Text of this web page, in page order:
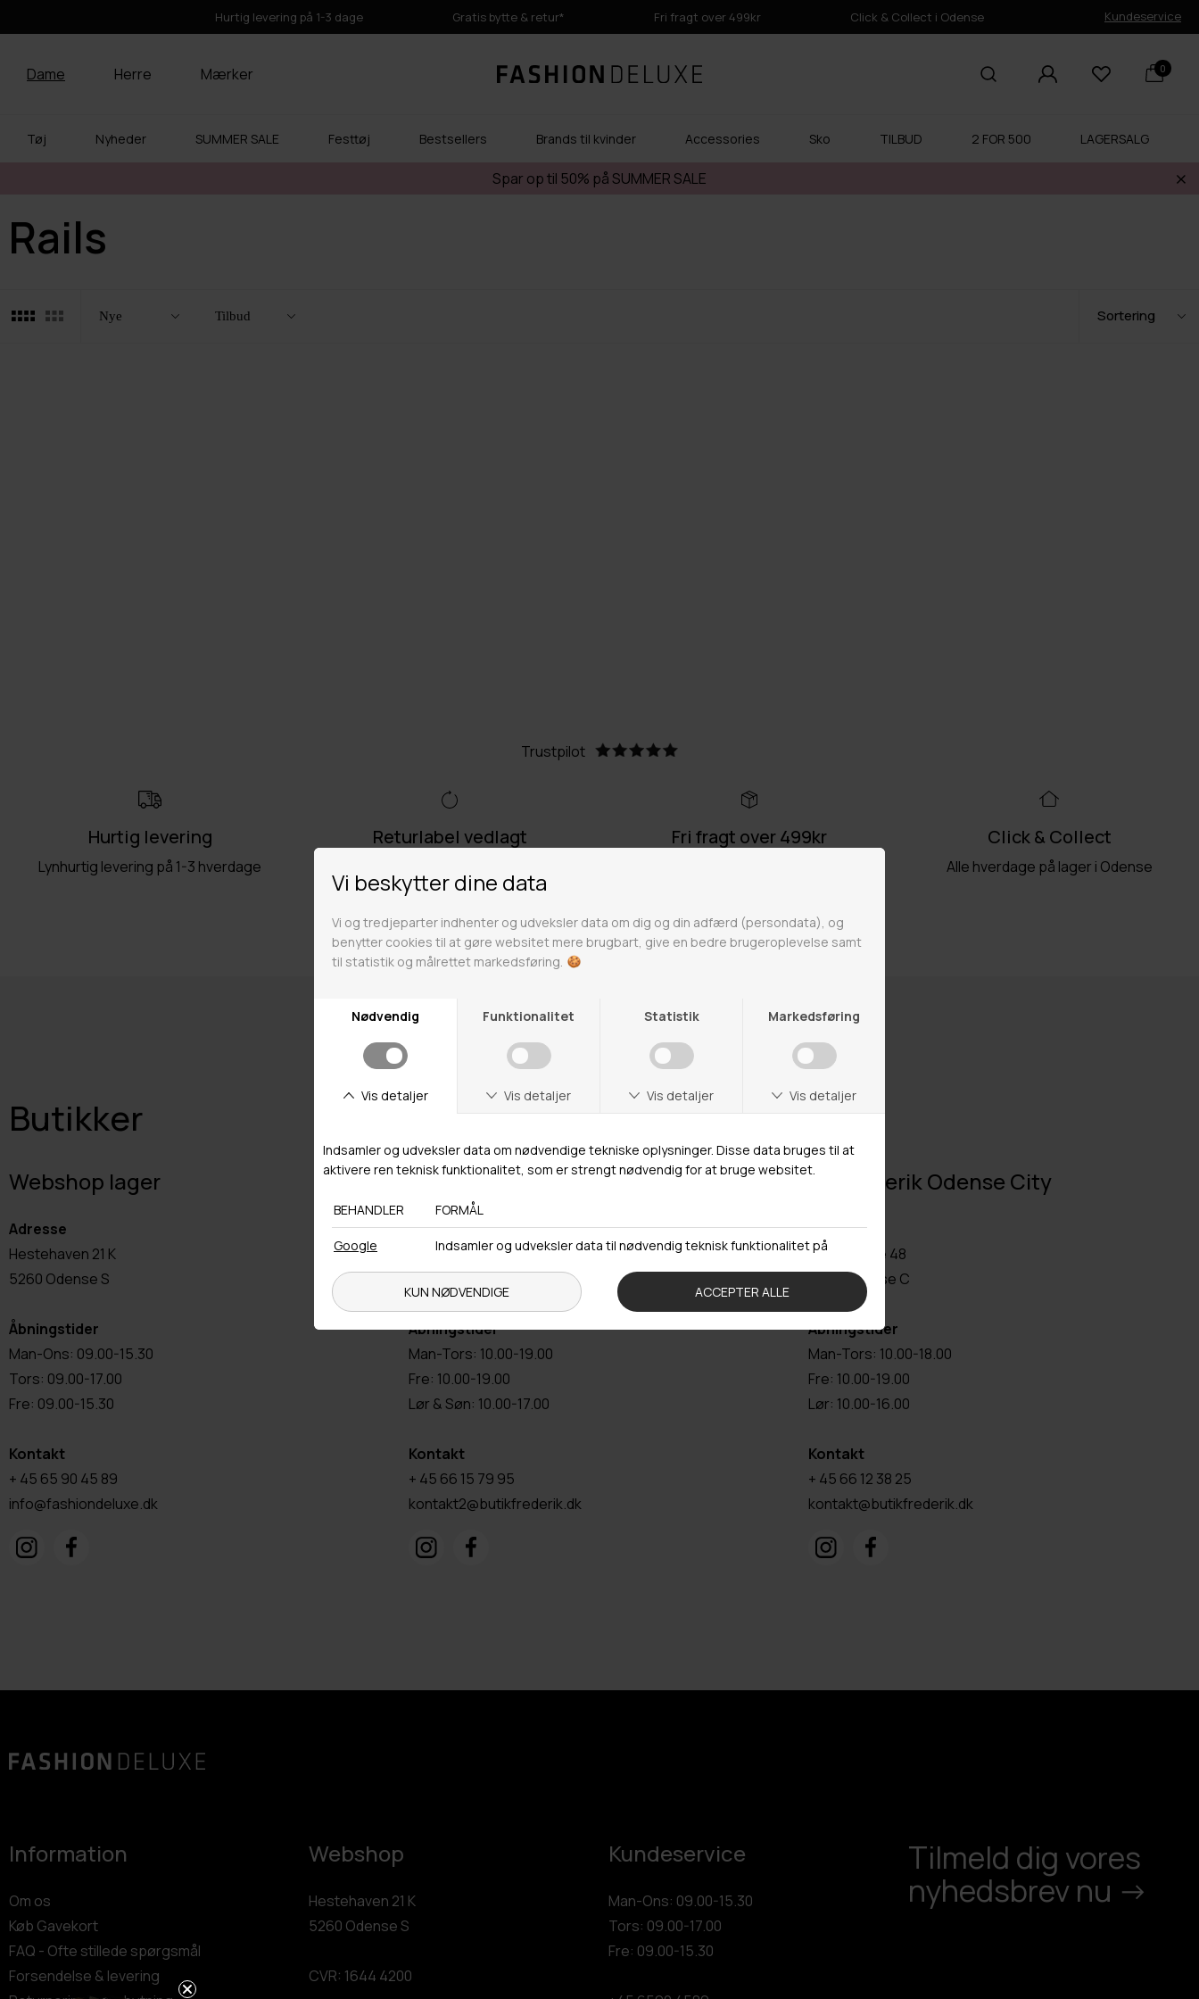
Hurtig levering på 1-3 dage Gratis bytte & retur* Fri fragt over 499kr Click & Collect i Odense Kundeservice
Dame Herre Mærker 0
Tøj Nyheder SUMMER SALE Festtøj Bestsellers Brands til kvinder Accessories Sko TILBUD 2 FOR 500 LAGERSALG
Spar op til 50% på SUMMER SALE
Rails
Nye Tilbud
Trustpilot
Hurtig levering
Lynhurtig levering på 1-3 hverdage
Returlabel vedlagt Fri fragt over 499kr Click & Collect
Alle hverdage på lager i Odense
Butikker
Webshop lager
Adresse
Hestehaven 21 K
5260 Odense S
Åbningstider
Man-Ons: 09.00-15.30
Tors: 09.00-17.00
Fre: 09.00-15.30
Kontakt
+ 45 65 90 45 89
info@fashiondeluxe.dk
Mr Frederik Rosengårdcentret
Adresse
Ørbækvej 75
5220 Odense SØ
Åbningstider
Man-Tors: 10.00-19.00
Fre: 10.00-19.00
Lør & Søn: 10.00-17.00
Kontakt
+ 45 66 15 79 95
kontakt2@butikfrederik.dk
Mr Frederik Odense City
Adresse
Vestergade 48
5000 Odense C
Åbningstider
Man-Tors: 10.00-18.00
Fre: 10.00-19.00
Lør: 10.00-16.00
Kontakt
+ 45 66 12 38 25
kontakt@butikfrederik.dk
Information
Om os
Køb Gavekort
FAQ - Ofte stillede spørgsmål
Forsendelse & levering
Webshop
Hestehaven 21 K
5260 Odense S
CVR: 1644 4200
Kundeservice
Man-Ons: 09.00-15.30
Tors: 09.00-17.00
Fre: 09.00-15.30
Tilmeld dig vores
nyhedsbrev nu ->